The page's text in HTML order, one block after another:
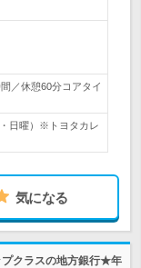
／休憩60分コアタイ
日曜）※トヨタカレ
気になる
プクラスの地方銀行★年